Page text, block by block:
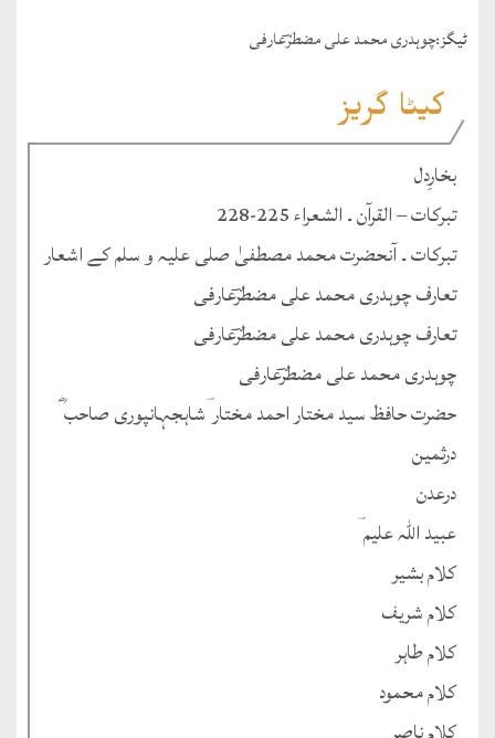
ٹيگز:چوہدری محمد علی مضطرؔعارفی
کیٹا گریز
بخارِدل
تبرکات – القرآن ۔ الشعراء 225-228
تبرکات ۔ آنحضرت محمد مصطفیٰ صلی علیہ و سلم کے اشعار
تعارف چوہدری محمد علی مضطرؔعارفی
تعارف چوہدری محمد علی مضطرؔعارفی
چوہدری محمد علی مضطرؔعارفی
حضرت حافظ سید مختار احمد مختار ؔشاہجہانپوری صاحب ؓ
درثمین
درعدن
عبید اللہ علیم ؔ
کلام بشیر
کلام شریف
کلام طاہر
کلام محمود